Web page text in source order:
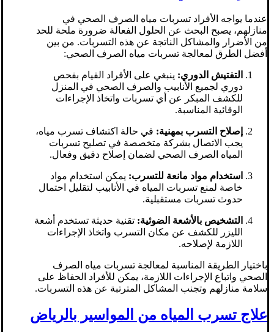
عندما يواجه الأفراد تسربات مياه الصرف الصحي في
منازلهم، يصبح البحث عن الحلول الفعالة ضرورة ملحة للحد
من الأضرار والمشاكل الناتجة عن هذه التسربات. من بين
أفضل الطرق لمعالجة تسربات مياه الصرف الصحي:
التفتيش الدوري: ينبغي على الأفراد القيام بفحص
دوري لجميع الأنابيب والصرف الصحي في المنزل
للكشف المبكر عن أي تسربات واتخاذ الإجراءات
الوقائية المناسبة.
إصلاح التسرب بمهنية: في حالة اكتشاف تسرب مياه،
يجب الاتصال بشركة متخصصة في تصليح تسربات
المياه الصرف الصحي لضمان إصلاح دقيق وفعال.
استخدام مواد مانعة للتسرب: يمكن استخدام مواد
خاصة لمنع تسربات المياه في الأنابيب لتقليل احتمال
حدوث تسربات مستقبلية.
التشخيص بالأشعة الضوئية: تقنية حديثة تستخدم أشعة
الليزر للكشف عن مكان التسرب واتخاذ الإجراءات
اللازمة لإصلاحه.
باختيار الطريقة المناسبة لمعالجة تسربات مياه الصرف
الصحي واتباع الإجراءات اللازمة، يمكن للأفراد الحفاظ على
سلامة منازلهم وتجنب المشاكل المترتبة عن هذه التسربات.
علاج تسرب المياه من المواسير بالرياض